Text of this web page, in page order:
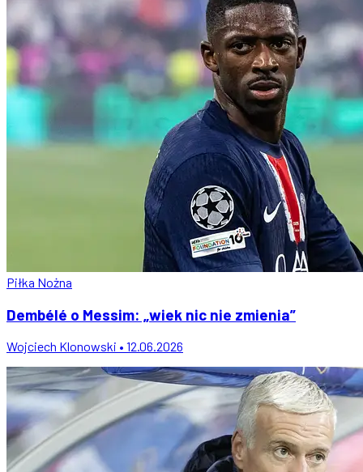
Piłka Nożna
Dembélé o Messim: „wiek nic nie zmienia”
Wojciech Klonowski • 12.06.2026